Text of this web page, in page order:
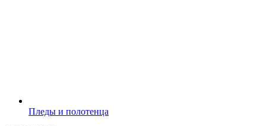
Пледы и полотенца